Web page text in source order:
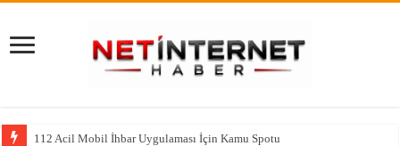
112 Acil Mobil İhbar Uygulaması İçin Kamu Spotu